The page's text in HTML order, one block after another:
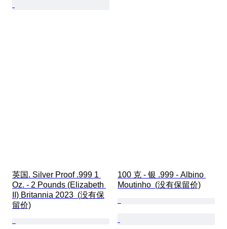
英国. Silver Proof .999 1
Oz. - 2 Pounds (Elizabeth
II) Britannia 2023  (没有保
留价)
100 克 - 银 .999 - Albino
Moutinho  (没有保留价)